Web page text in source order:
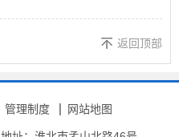
返回顶部
管理制度 网站地图